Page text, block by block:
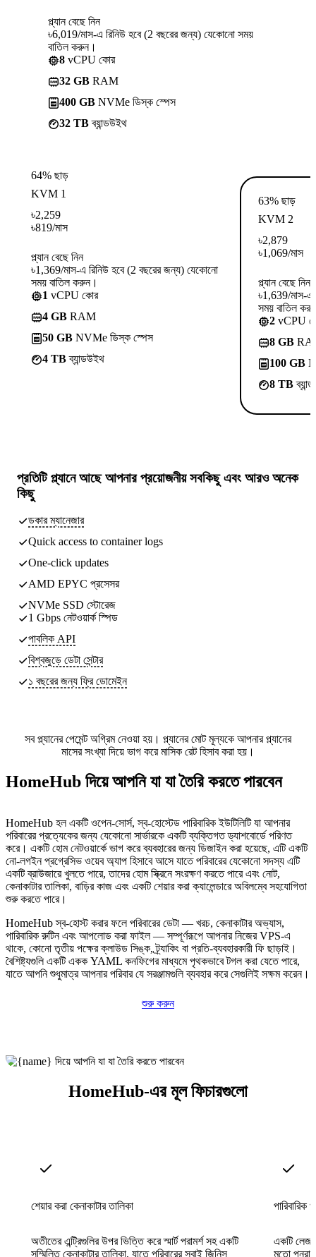
প্ল্যান বেছে নিন
৳6,019/মাস-এ রিনিউ হবে (2 বছরের জন্য) যেকোনো সময়
বাতিল করুন।
8 vCPU কোর
32 GB RAM
400 GB NVMe ডিস্ক স্পেস
32 TBব্যান্ডউইথ
64% ছাড়
KVM 1
৳2,259
৳819/মাস
প্ল্যান বেছে নিন
৳1,369/মাস-এ রিনিউ হবে (2 বছরের জন্য) যেকোনো
সময় বাতিল করুন।
1 vCPU কোর
4 GB RAM
50 GB NVMe ডিস্ক স্পেস
4 TBব্যান্ডউইথ
63% ছাড়
KVM 2
৳2,879
৳1,069/মাস
প্ল্যান বেছে নিন
৳1,639/মাস-এ
সময় বাতিল
2 vCPU
8 GB
100 GB
8 TB
প্রতিটি প্ল্যানে আছেআপনার প্রয়োজনীয় সবকিছুএবং আরও অনেক
কিছু
ডকার ম্যানেজার
Quick access to container logs
One-click updates
AMD EPYC প্রসেসর
NVMe SSD স্টোরেজ
1 Gbps নেটওয়ার্ক স্পিড
পাবলিক API
বিশ্বজুড়ে ডেটা সেন্টার
১ বছরের জন্য ফ্রি ডোমেইন
সব প্ল্যানের পেমেন্ট অগ্রিম নেওয়া হয়। প্ল্যানের মোট মূল্যকে আপনার প্ল্যানের
মাসের সংখ্যা দিয়ে ভাগ করে মাসিক রেট হিসাব করা হয়।
HomeHub দিয়ে আপনি যা যা তৈরি করতে পারবেন
HomeHub হল একটি ওপেন-সোর্স, স্ব-হোস্টেড পারিবারিক ইউটিলিটি যা আপনার
পরিবারের প্রত্যেকের জন্য যেকোনো সার্ভারকে একটি ব্যক্তিগত ড্যাশবোর্ডে পরিণত
করে। একটি হোম নেটওয়ার্কে ভাগ করে ব্যবহারের জন্য ডিজাইন করা হয়েছে, এটি একটি
নো-লগইন প্রগ্রেসিভ ওয়েব অ্যাপ হিসাবে আসে যাতে পরিবারের যেকোনো সদস্য এটি
একটি ব্রাউজারে খুলতে পারে, তাদের হোম স্ক্রিনে সংরক্ষণ করতে পারে এবং নোট,
কেনাকাটার তালিকা, বাড়ির কাজ এবং একটি শেয়ার করা ক্যালেন্ডারে অবিলম্বে সহযোগিতা
শুরু করতে পারে।
HomeHub স্ব-হোস্ট করার ফলে পরিবারের ডেটা — খরচ, কেনাকাটার অভ্যাস,
পারিবারিক রুটিন এবং আপলোড করা ফাইল — সম্পূর্ণরূপে আপনার নিজের VPS-এ
থাকে, কোনো তৃতীয় পক্ষের ক্লাউড সিঙ্ক, ট্র্যাকিং বা প্রতি-ব্যবহারকারী ফি ছাড়াই।
বৈশিষ্ট্যগুলি একটি একক YAML কনফিগের মাধ্যমে পৃথকভাবে টগল করা যেতে পারে,
যাতে আপনি শুধুমাত্র আপনার পরিবার যে সরঞ্জামগুলি ব্যবহার করে সেগুলিই সক্ষম করেন।
শুরু করুন
HomeHub-এর মূল ফিচারগুলো
শেয়ার করা কেনাকাটার তালিকা
অতীতের এন্ট্রিগুলির উপর ভিত্তি করে স্মার্ট পরামর্শ সহ একটি
সম্মিলিত কেনাকাটার তালিকা, যাতে পরিবারের সবাই জিনিস
পারিবারিক
একটি
মতো